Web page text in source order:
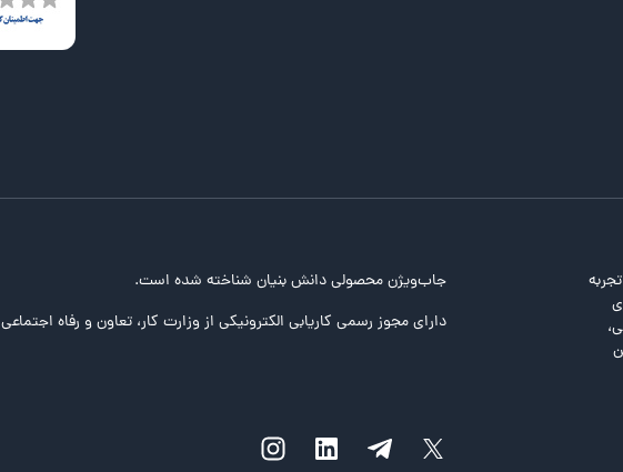
جاب‌ویژن محصولی دانش بنیان شناخته شده است.
دارای مجوز رسمی کاریابی الکترونیکی از وزارت کار، تعاون و رفاه اجتماعی